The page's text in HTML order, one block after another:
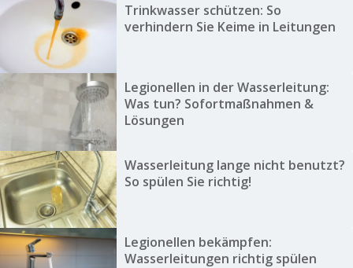
Trinkwasser schützen: So
verhindern Sie Keime in Leitungen
Legionellen in der Wasserleitung:
Was tun? Sofortmaßnahmen &
Lösungen
Wasserleitung lange nicht benutzt?
So spülen Sie richtig!
Legionellen bekämpfen:
Wasserleitungen richtig spülen